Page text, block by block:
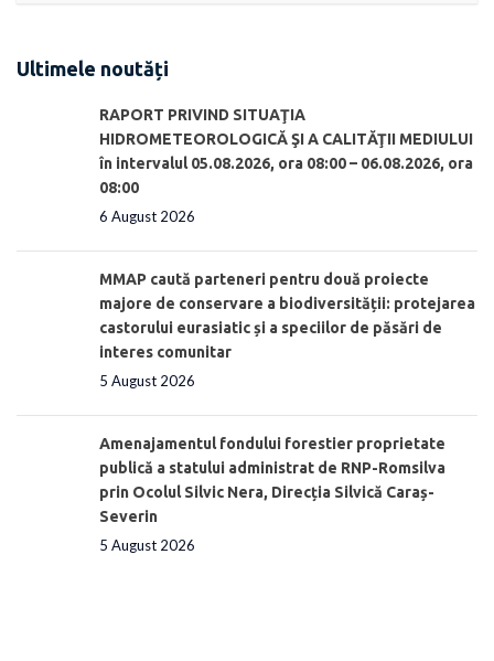
Ultimele noutăți
RAPORT PRIVIND SITUAŢIA
HIDROMETEOROLOGICĂ ŞI A CALITĂŢII MEDIULUI
în intervalul 05.08.2026, ora 08:00 – 06.08.2026, ora
08:00
6 August 2026
MMAP caută parteneri pentru două proiecte
majore de conservare a biodiversității: protejarea
castorului eurasiatic și a speciilor de păsări de
interes comunitar
5 August 2026
Amenajamentul fondului forestier proprietate
publică a statului administrat de RNP-Romsilva
prin Ocolul Silvic Nera, Direcția Silvică Caraș-
Severin
5 August 2026